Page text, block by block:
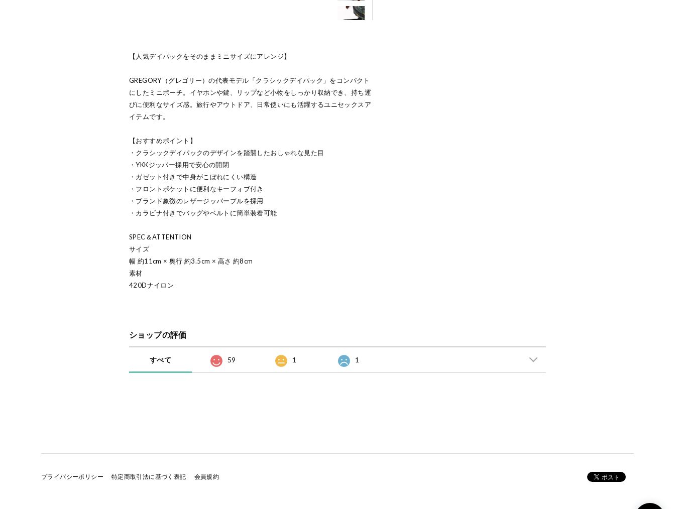
【人気デイパックをそのままミニサイズにアレンジ】
GREGORY（グレゴリー）の代表モデル「クラシックデイパック」をコンパクト
にしたミニポーチ。イヤホンや鍵、リップなど小物をしっかり収納でき、持ち運
びに便利なサイズ感。旅行やアウトドア、日常使いにも活躍するユニセックスア
イテムです。
【おすすめポイント】
・クラシックデイパックのデザインを踏襲したおしゃれな見た目
・YKKジッパー採用で安心の開閉
・ガゼット付きで中身がこぼれにくい構造
・フロントポケットに便利なキーフォブ付き
・ブランド象徴のレザージッパープルを採用
・カラビナ付きでバッグやベルトに簡単装着可能
SPEC＆ATTENTION
サイズ
幅 約11cm × 奥行 約3.5cm × 高さ 約8cm
素材
420Dナイロン
ショップの評価
すべて 59 1 1
プライバシーポリシー 特定商取引法に基づく表記 会員規約